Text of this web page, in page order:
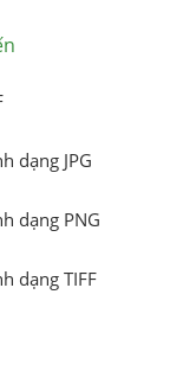
dạng JPG
dạng PNG
dạng TIFF